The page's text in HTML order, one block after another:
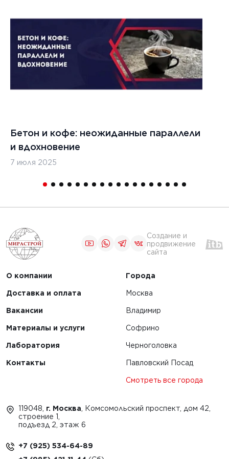
Бетон и кофе: неожиданные параллели
и вдохновение
7 июля 2025
Создание и
продвижение
сайта
О компании
Доставка и оплата
Вакансии
Материалы и услуги
Лаборатория
Контакты
Города
Москва
Владимир
Софрино
Черноголовка
Павловский Посад
Смотреть все города
119048, г. Москва , Комсомольский проспект, дом 42,
строение 1,
подъезд 2, этаж 6
+7 (925) 534-64-89